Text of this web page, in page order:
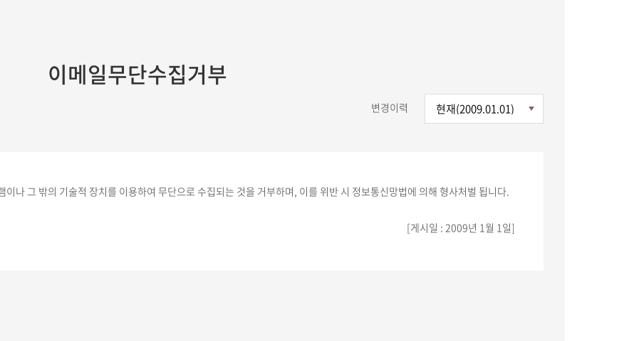
이메일무단수집거부
변경이력
나 그 밖의 기술적 장치를 이용하여 무단으로 수집되는 것을 거부하며, 이를 위반 시 정보통신망법에 의해 형사처벌 됩니다.
[게시일 : 2009년 1월 1일]